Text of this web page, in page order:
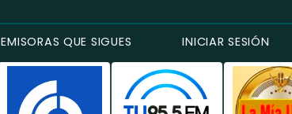
EMISORAS QUE SIGUES INICIAR SESIÓN